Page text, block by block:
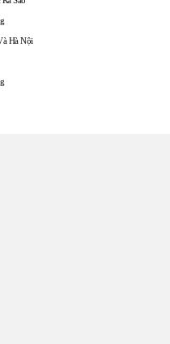
Hà Nội